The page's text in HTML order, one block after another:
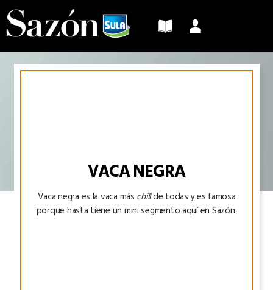
Sazón
Sula
VACA NEGRA
Vaca negra es la vaca más chillde todas y es famosa
porque hasta tiene un mini segmento aquí en Sazón.